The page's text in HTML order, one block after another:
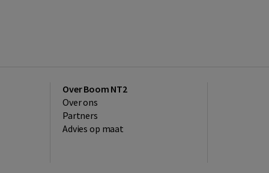
Over Boom NT2
Over ons
Partners
Advies op maat